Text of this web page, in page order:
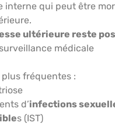
interne qui peut être
ultérieure reste
médicale
plus fréquentes :
d’infections
s (IST)